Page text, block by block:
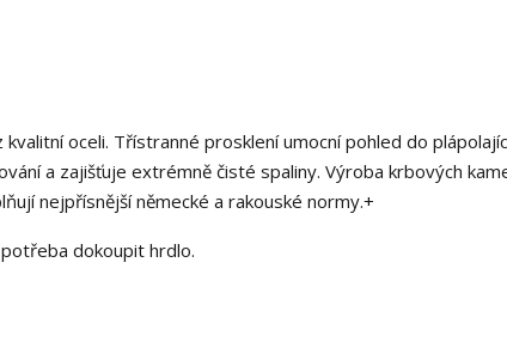
oceli. Třístranné prosklení umocní pohled do
a zajišťuje extrémně čisté spaliny. Výroba krbových
nejpřísnější německé a rakouské normy.+
dokoupit hrdlo.